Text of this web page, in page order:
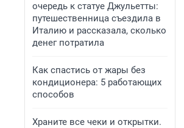
очередь к статуе Джульетты:
путешественница съездила в
Италию и рассказала, сколько
денег потратила
Как спастись от жары без
кондиционера: 5 работающих
способов
Храните все чеки и открытки.